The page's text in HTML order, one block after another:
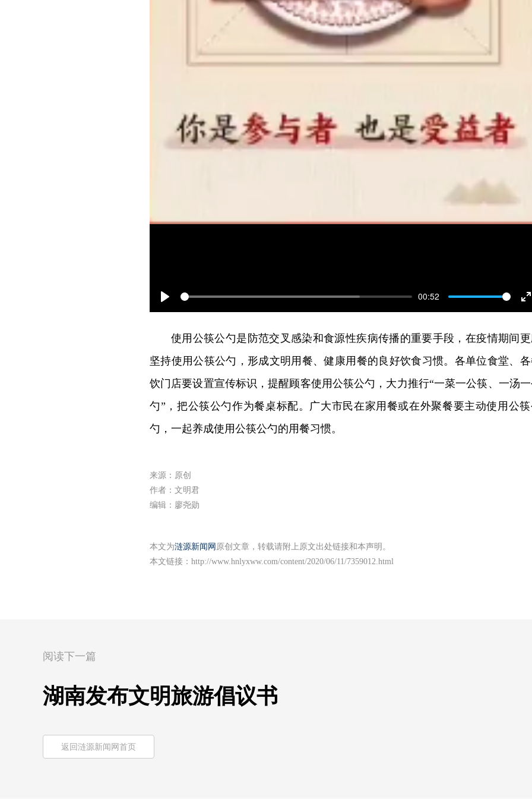
Play
00:52
使用公筷公勺是防范交叉感染和食源性疾病传播的重要手段，在疫情期间
坚持使用公筷公勺，形成文明用餐、健康用餐的良好饮食习惯。各单位食堂、
饮门店要设置宣传标识，提醒顾客使用公筷公勺，大力推行“一菜一公筷、一汤
勺”，把公筷公勺作为餐桌标配。广大市民在家用餐或在外聚餐要主动使用公筷
勺，一起养成使用公筷公勺的用餐习惯。
来源：原创
作者：文明君
编辑：廖尧勋
本文为涟源新闻网 原创文章，转载请附上原文出处链接和本声明。
本文链接： http://www.hnlyxww.com/content/2020/06/11/7359012.html
阅读下一篇
湖南发布文明旅游倡议书
返回涟源新闻网首页